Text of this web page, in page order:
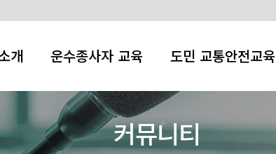
개 운수종사자 교육 도민 교통안전교육
커뮤니티